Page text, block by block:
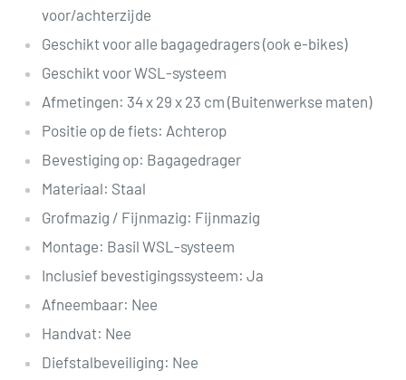
voor/achterzijde
Geschikt voor alle bagagedragers (ook e-bikes)
Geschikt voor WSL-systeem
Afmetingen: 34 x 29 x 23 cm (Buitenwerkse maten)
Positie op de fiets: Achterop
Bevestiging op: Bagagedrager
Materiaal: Staal
Grofmazig / Fijnmazig: Fijnmazig
Montage: Basil WSL-systeem
Inclusief bevestigingssysteem: Ja
Afneembaar: Nee
Handvat: Nee
Diefstalbeveiliging: Nee